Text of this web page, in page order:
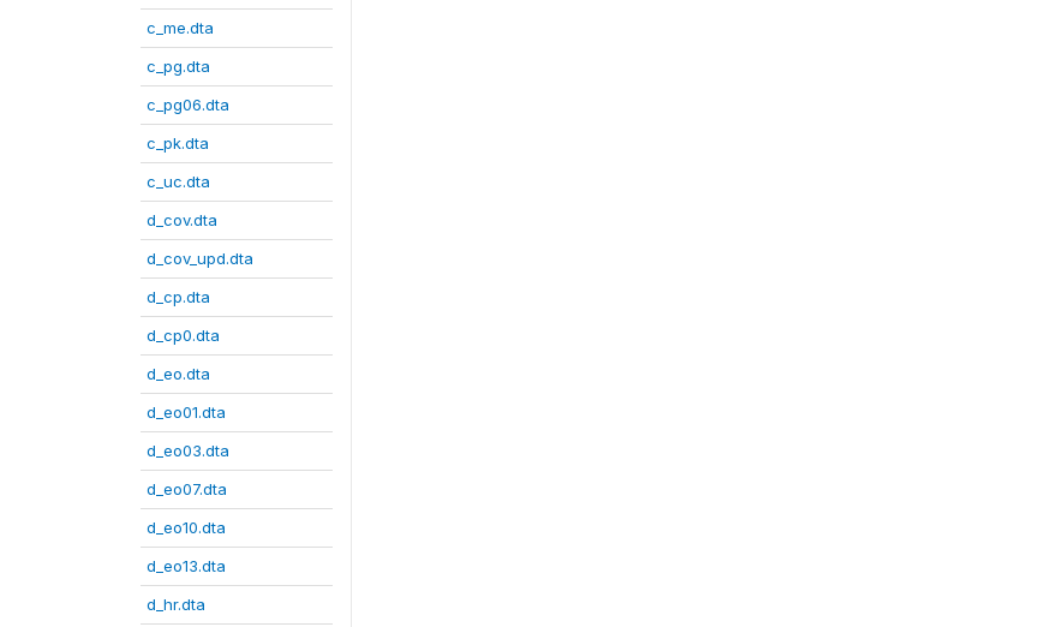
c_me.dta
c_pg.dta
c_pg06.dta
c_pk.dta
c_uc.dta
d_cov.dta
d_cov_upd.dta
d_cp.dta
d_cp0.dta
d_eo.dta
d_eo01.dta
d_eo03.dta
d_eo07.dta
d_eo10.dta
d_eo13.dta
d_hr.dta